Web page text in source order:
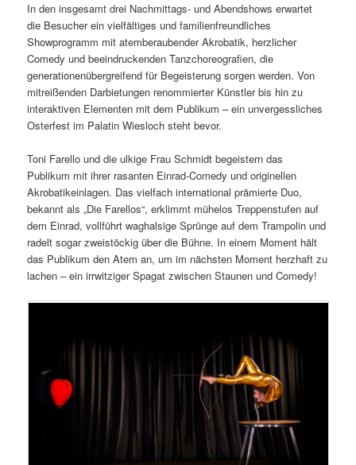
In den insgesamt drei Nachmittags- und Abendshows erwartet
die Besucher ein vielfältiges und familienfreundliches
Showprogramm mit atemberaubender Akrobatik, herzlicher
Comedy und beeindruckenden Tanzchoreografien, die
generationenübergreifend für Begeisterung sorgen werden. Von
mitreißenden Darbietungen renommierter Künstler bis hin zu
interaktiven Elementen mit dem Publikum – ein unvergessliches
Osterfest im Palatin Wiesloch steht bevor.
Toni Farello und die ulkige Frau Schmidt begeistern das
Publikum mit ihrer rasanten Einrad-Comedy und originellen
Akrobatikeinlagen. Das vielfach international prämierte Duo,
bekannt als „Die Farellos“, erklimmt mühelos Treppenstufen auf
dem Einrad, vollführt waghalsige Sprünge auf dem Trampolin und
radelt sogar zweistöckig über die Bühne. In einem Moment hält
das Publikum den Atem an, um im nächsten Moment herzhaft zu
lachen – ein irrwitziger Spagat zwischen Staunen und Comedy!